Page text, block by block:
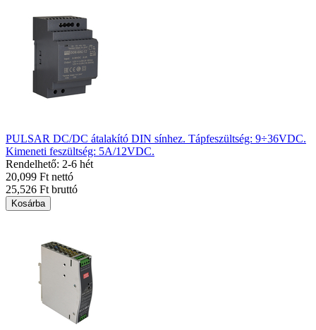
PULSAR DC/DC átalakító DIN sínhez. Tápfeszültség: 9÷36VDC.
Kimeneti feszültség: 5A/12VDC.
Rendelhető: 2-6 hét
20,099 Ft nettó
25,526 Ft bruttó
Kosárba